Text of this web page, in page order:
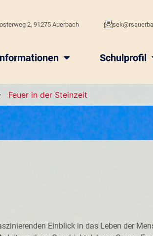
2, 91275 Auerbach
Schulprofil
Feuer in der Steinzeit
Einblick in das Leben der